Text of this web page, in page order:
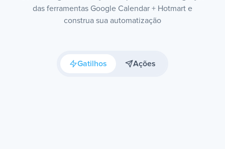
das ferramentas Google Calendar + Hotmart e
construa sua automatização
Gatilhos Ações